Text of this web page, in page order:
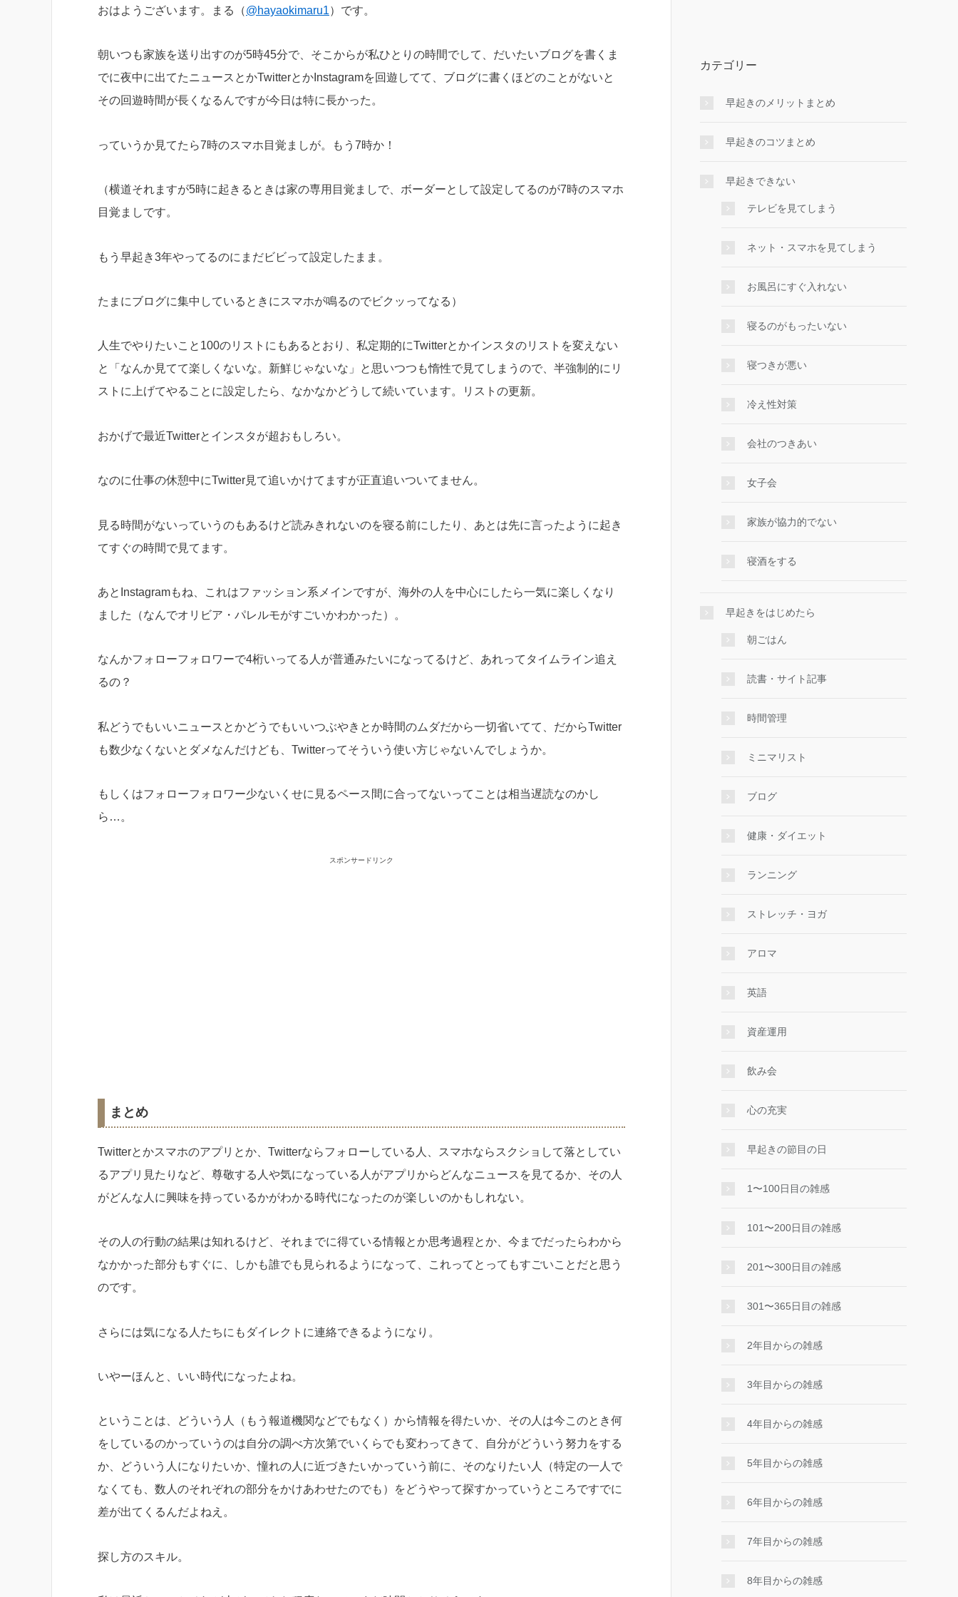
おはようございます。まる（@hayaokimaru1）です。
朝いつも家族を送り出すのが5時45分で、そこからが私ひとりの時間でして、だいたいブログを書くま
でに夜中に出てたニュースとかTwitterとかInstagramを回遊してて、ブログに書くほどのことがないと
その回遊時間が長くなるんですが今日は特に長かった。
っていうか見てたら7時のスマホ目覚ましが。もう7時か！
（横道それますが5時に起きるときは家の専用目覚ましで、ボーダーとして設定してるのが7時のスマホ
目覚ましです。
もう早起き3年やってるのにまだビビって設定したまま。
たまにブログに集中しているときにスマホが鳴るのでビクッってなる）
人生でやりたいこと100のリストにもあるとおり、私定期的にTwitterとかインスタのリストを変えない
と「なんか見てて楽しくないな。新鮮じゃないな」と思いつつも惰性で見てしまうので、半強制的にリ
ストに上げてやることに設定したら、なかなかどうして続いています。リストの更新。
おかげで最近Twitterとインスタが超おもしろい。
なのに仕事の休憩中にTwitter見て追いかけてますが正直追いついてません。
見る時間がないっていうのもあるけど読みきれないのを寝る前にしたり、あとは先に言ったように起き
てすぐの時間で見てます。
あとInstagramもね、これはファッション系メインですが、海外の人を中心にしたら一気に楽しくなり
ました（なんでオリビア・パレルモがすごいかわかった）。
なんかフォローフォロワーで4桁いってる人が普通みたいになってるけど、あれってタイムライン追え
るの？
私どうでもいいニュースとかどうでもいいつぶやきとか時間のムダだから一切省いてて、だからTwitter
も数少なくないとダメなんだけども、Twitterってそういう使い方じゃないんでしょうか。
もしくはフォローフォロワー少ないくせに見るペース間に合ってないってことは相当遅読なのかし
ら…。
スポンサードリンク
まとめ
Twitterとかスマホのアプリとか、Twitterならフォローしている人、スマホならスクショして落としてい
るアプリ見たりなど、尊敬する人や気になっている人がアプリからどんなニュースを見てるか、その人
がどんな人に興味を持っているかがわかる時代になったのが楽しいのかもしれない。
その人の行動の結果は知れるけど、それまでに得ている情報とか思考過程とか、今までだったらわから
なかかった部分もすぐに、しかも誰でも見られるようになって、これってとってもすごいことだと思う
のです。
さらには気になる人たちにもダイレクトに連絡できるようになり。
いやーほんと、いい時代になったよね。
ということは、どういう人（もう報道機関などでもなく）から情報を得たいか、その人は今このとき何
をしているのかっていうのは自分の調べ方次第でいくらでも変わってきて、自分がどういう努力をする
か、どういう人になりたいか、憧れの人に近づきたいかっていう前に、そのなりたい人（特定の一人で
なくても、数人のそれぞれの部分をかけあわせたのでも）をどうやって探すかっていうところですでに
差が出てくるんだよねえ。
探し方のスキル。
カテゴリー
早起きのメリットまとめ
早起きのコツまとめ
早起きできない
テレビを見てしまう
ネット・スマホを見てしまう
お風呂にすぐ入れない
寝るのがもったいない
寝つきが悪い
冷え性対策
会社のつきあい
女子会
家族が協力的でない
寝酒をする
早起きをはじめたら
朝ごはん
読書・サイト記事
時間管理
ミニマリスト
ブログ
健康・ダイエット
ランニング
ストレッチ・ヨガ
アロマ
英語
資産運用
飲み会
心の充実
早起きの節目の日
1〜100日目の雑感
101〜200日目の雑感
201〜300日目の雑感
301〜365日目の雑感
2年目からの雑感
3年目からの雑感
4年目からの雑感
5年目からの雑感
6年目からの雑感
7年目からの雑感
8年目からの雑感